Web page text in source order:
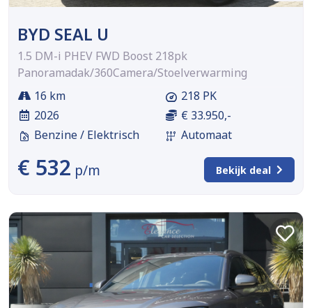
BYD SEAL U
1.5 DM-i PHEV FWD Boost 218pk
Panoramadak/360Camera/Stoelverwarming
16 km
2026
Benzine / Elektrisch
218 PK
€ 33.950,-
Automaat
€ 532 p/m Bekijk deal